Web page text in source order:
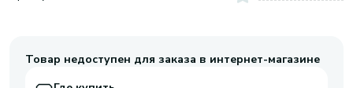
Товар недоступен для заказа в интернет-магазине